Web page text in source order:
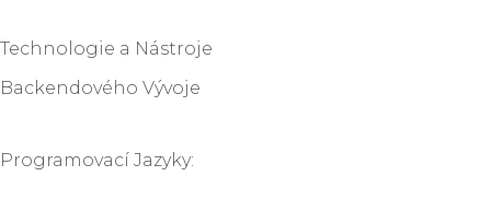
Technologie a Nástroje
Backendového Vývoje
Programovací Jazyky: